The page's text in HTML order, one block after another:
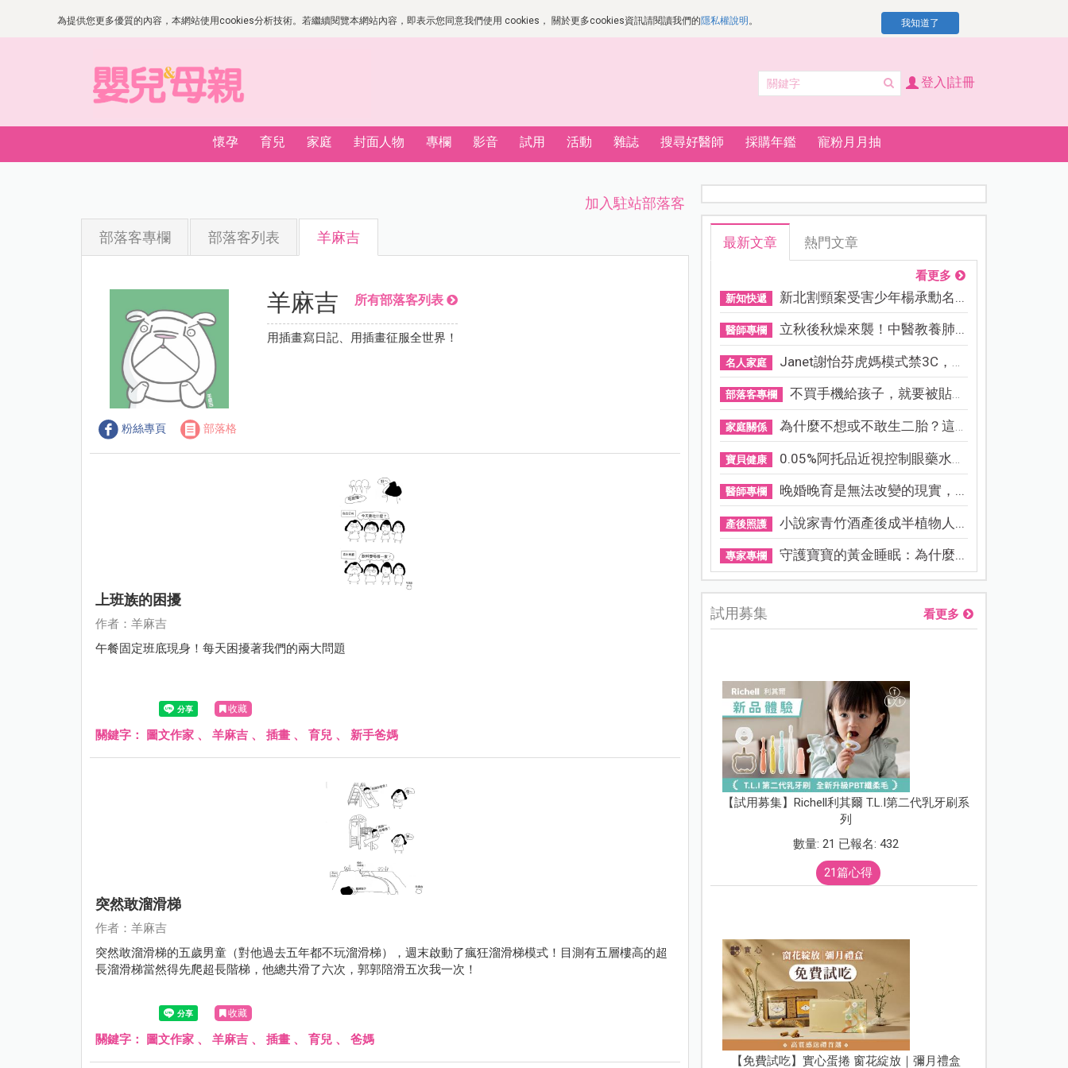
為提供您更多優質的內容，本網站使用cookies分析技術。若繼續閱覽本網站內容，即表示您同意我們使用 cookies， 關於更多cookies資訊請閱讀我們的隱私權說明 。 我知道了
登入|註冊
懷孕 育兒 家庭 封面人物 專欄 影音 試用 活動 雜誌 搜尋好醫師 採購年鑑 寵粉月月抽
加入駐站部落客
部落客專欄 部落客列表 羊麻吉
粉絲專頁 部落格
羊麻吉 所有部落客列表
用插畫寫日記、用插畫征服全世界！
上班族的困擾
作者：羊麻吉
午餐固定班底現身！每天困擾著我們的兩大問題
收藏
關鍵字： 圖文作家 、 羊麻吉 、 插畫 、 育兒 、 新手爸媽
突然敢溜滑梯
作者：羊麻吉
突然敢溜滑梯的五歲男童（對他過去五年都不玩溜滑梯），週末啟動了瘋狂溜滑梯模式！目測有五層樓高的超
長溜滑梯當然得先爬超長階梯，他總共滑了六次，郭郭陪滑五次我一次！
收藏
關鍵字： 圖文作家 、 羊麻吉 、 插畫 、 育兒 、 爸媽
最新文章 熱門文章
看更多
新知快遞 新北割頸案受害少年楊承勳名...
醫師專欄 立秋後秋燥來襲！中醫教養肺...
名人家庭 Janet謝怡芬虎媽模式禁3C，看...
部落客專欄 不買手機給孩子，就要被貼「...
家庭關係 為什麼不想或不敢生二胎？這8...
寶貝健康 0.05%阿托品近視控制眼藥水納...
醫師專欄 晚婚晚育是無法改變的現實，...
產後照護 小說家青竹酒產後成半植物人...
專家專欄 守護寶寶的黃金睡眠：為什麼...
試用募集 看更多
【試用募集】Richell利其爾 T.L.I第二代乳牙刷系
列
數量: 21 已報名: 432
21篇心得
【免費試吃】實心蛋捲 窗花綻放｜彌月禮盒